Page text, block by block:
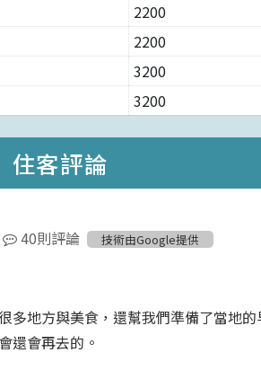
2200
2200
3200
3200
住客評論
40則評論 技術由Google提供
多地方與美食，還幫我們準備了當地
還會再去的。